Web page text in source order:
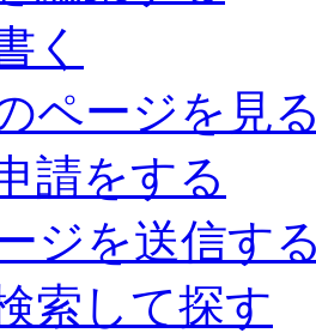
く
ページを見
請をする
ジを送信す
索して探す